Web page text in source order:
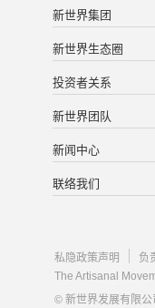
新世界集团
新世界生态圈
投资者关系
新世界团队
新闻中心
联络我们
私隐政策声明 负
The Artisanal
© 新世界发展有限公